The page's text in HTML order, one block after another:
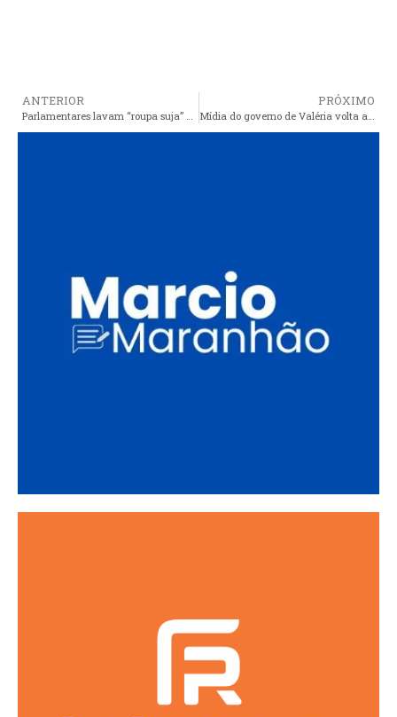
ANTERIOR
Parlamentares lavam “roupa suja” e advogado derruba máscara do ex-prefeito Manim, durante sessão na câmara de Santa Quitéria/MA
PRÓXIMO
Mídia do governo de Valéria volta atacar Daby Santos